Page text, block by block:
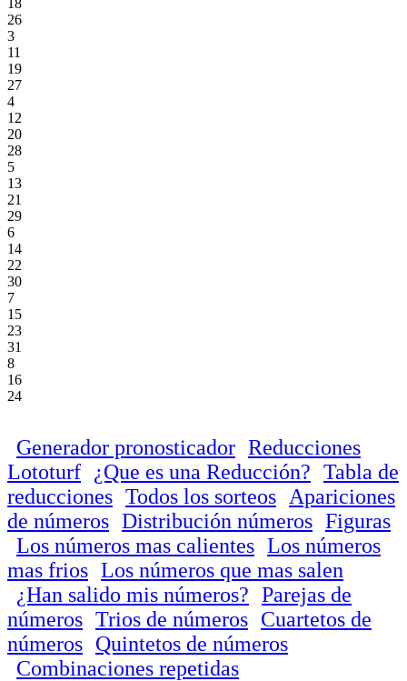
26
3
11
19
27
4
12
20
28
5
13
21
29
6
14
22
30
7
15
23
31
8
16
24
Generador pronosticador Reducciones
Lototurf
¿Que es una Reducción? Tabla de
reducciones Todos los sorteos
Apariciones
de números Distribución números Figuras
Los números mas calientes Los números
mas frios Los números que mas salen
¿Han salido mis números? Parejas de
números Trios de números Cuartetos de
números Quintetos de números
Combinaciones repetidas